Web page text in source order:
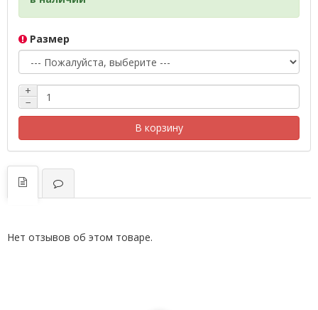
Размер
+
−
В корзину
Нет отзывов об этом товаре.